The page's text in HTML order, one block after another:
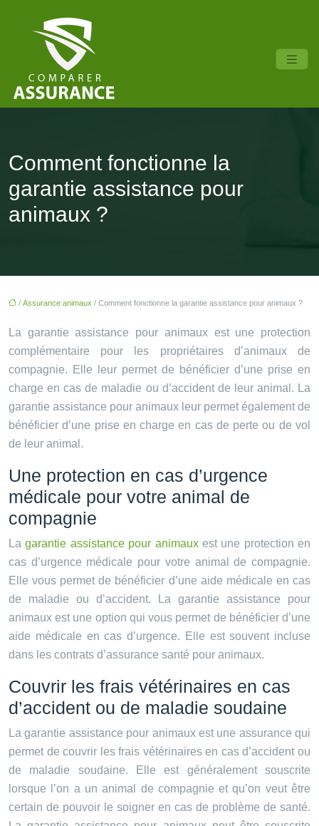
Comment fonctionne la
garantie assistance pour
animaux ?
/ Assurance animaux / Comment fonctionne la garantie assistance pour animaux ?
La garantie assistance pour animaux est une protection
complémentaire pour les propriétaires d’animaux de
compagnie. Elle leur permet de bénéficier d’une prise en
charge en cas de maladie ou d’accident de leur animal. La
garantie assistance pour animaux leur permet également de
bénéficier d’une prise en charge en cas de perte ou de vol
de leur animal.
Une protection en cas d’urgence
médicale pour votre animal de
compagnie
Lagarantie assistance pour animauxest une protection en
cas d’urgence médicale pour votre animal de compagnie.
Elle vous permet de bénéficier d’une aide médicale en cas
de maladie ou d’accident. La garantie assistance pour
animaux est une option qui vous permet de bénéficier d’une
aide médicale en cas d’urgence. Elle est souvent incluse
dans les contrats d’assurance santé pour animaux.
Couvrir les frais vétérinaires en cas
d’accident ou de maladie soudaine
La garantie assistance pour animaux est une assurance qui
permet de couvrir les frais vétérinaires en cas d’accident ou
de maladie soudaine. Elle est généralement souscrite
lorsque l’on a un animal de compagnie et qu’on veut être
certain de pouvoir le soigner en cas de problème de santé.